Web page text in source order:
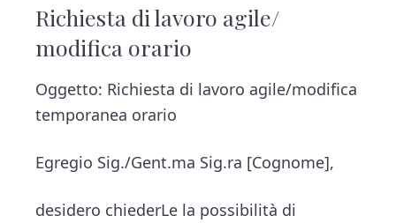
Richiesta di lavoro agile/
modifica orario
Oggetto: Richiesta di lavoro agile/modifica
temporanea orario
Egregio Sig./Gent.ma Sig.ra [Cognome],
desidero chiederLe la possibilità di